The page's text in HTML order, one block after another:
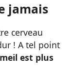
jamais
cerveau
! A tel point
est plus